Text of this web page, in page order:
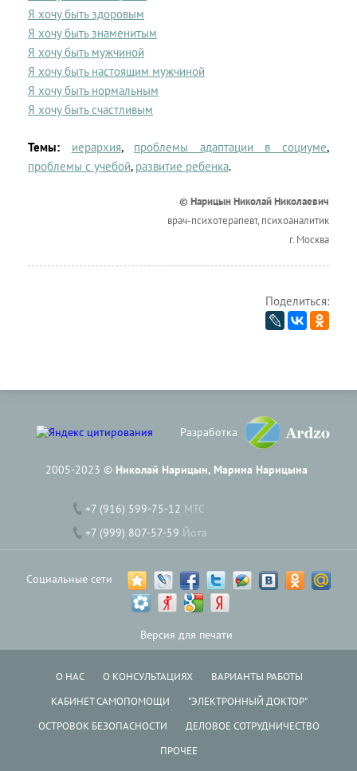
Я хочу быть здоровым
Я хочу быть знаменитым
Я хочу быть мужчиной
Я хочу быть настоящим мужчиной
Я хочу быть нормальным
Я хочу быть счастливым
Темы: иерархия, проблемы адаптации в социуме,
проблемы с учебой, развитие ребенка.
© Нарицын Николай Николаевич
врач-психотерапевт, психоаналитик
г. Москва
Поделиться:
Разработка
2005-2023 © Николай Нарицын, Марина Нарицына
+7 (916) 599-75-12 МТС
+7 (999) 807-57-59 Йота
Социальные сети
Версия для печати
О НАС О КОНСУЛЬТАЦИЯХ
ВАРИАНТЫ РАБОТЫ
КАБИНЕТ САМОПОМОЩИ
"ЭЛЕКТРОННЫЙ ДОКТОР"
ОСТРОВОК БЕЗОПАСНОСТИ
ДЕЛОВОЕ СОТРУДНИЧЕСТВО
ПРОЧЕЕ